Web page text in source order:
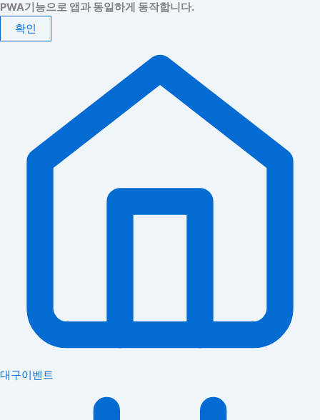
PWA기능으로 앱과 동일하게 동작합니다.
확인
대구이벤트